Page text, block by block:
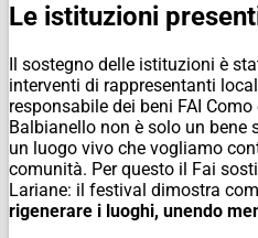
Le istituzioni
Il sostegno delle istituzioni è
interventi di rappresentanti
responsabile dei beni FAI
Balbianello non è solo un bene
un luogo vivo che vogliamo
comunità. Per questo il Fai
Lariane: il festival dimostra
rigenerare i luoghi, unendo